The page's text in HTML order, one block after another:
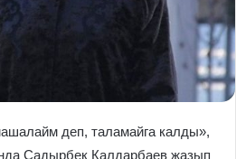
деп, таламайга калды»,
Садырбек Калдарбаев жазып